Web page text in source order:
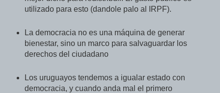
utilizado para esto (dandole palo al IRPF).
La democracia no es una máquina de generar
bienestar, sino un marco para salvaguardar los
derechos del ciudadano
Los uruguayos tendemos a igualar estado con
democracia, y cuando anda mal el primero